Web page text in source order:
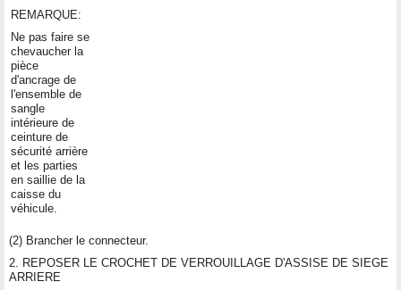
REMARQUE:
Ne pas faire se
chevaucher la
pièce
d'ancrage de
l'ensemble de
sangle
intérieure de
ceinture de
sécurité arrière
et les parties
en saillie de la
caisse du
véhicule.
(2) Brancher le connecteur.
2. REPOSER LE CROCHET DE VERROUILLAGE D'ASSISE DE SIEGE
ARRIERE